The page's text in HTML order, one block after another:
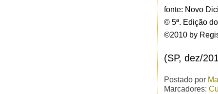
fonte: Novo
© 5ª. Edição
©2010 by
(SP, dez/
Postado por
Marcadores: